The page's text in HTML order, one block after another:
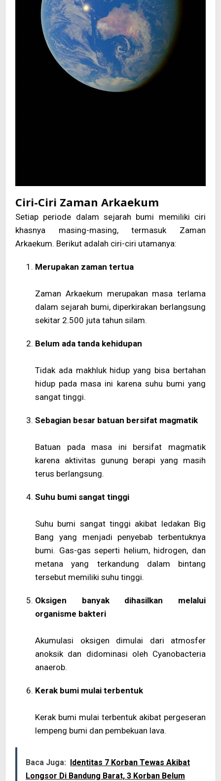
Ciri-Ciri Zaman Arkaekum
Setiap periode dalam sejarah bumi memiliki ciri
khasnya masing-masing, termasuk Zaman
Arkaekum. Berikut adalah ciri-ciri utamanya:
Merupakan zaman tertua
Zaman Arkaekum merupakan masa terlama
dalam sejarah bumi, diperkirakan berlangsung
sekitar 2.500 juta tahun silam.
Belum ada tanda kehidupan
Tidak ada makhluk hidup yang bisa bertahan
hidup pada masa ini karena suhu bumi yang
sangat tinggi.
Sebagian besar batuan bersifat magmatik
Batuan pada masa ini bersifat magmatik
karena aktivitas gunung berapi yang masih
terus berlangsung.
Suhu bumi sangat tinggi
Suhu bumi sangat tinggi akibat ledakan Big
Bang yang menjadi penyebab terbentuknya
bumi. Gas-gas seperti helium, hidrogen, dan
metana yang terkandung dalam bintang
tersebut memiliki suhu tinggi.
Oksigen banyak dihasilkan melalui
organisme bakteri
Akumulasi oksigen dimulai dari atmosfer
anoksik dan didominasi oleh Cyanobacteria
anaerob.
Kerak bumi mulai terbentuk
Kerak bumi mulai terbentuk akibat pergeseran
lempeng bumi dan pembekuan lava.
Baca Juga: Identitas 7 Korban Tewas Akibat
Longsor Di Bandung Barat, 3 Korban Belum